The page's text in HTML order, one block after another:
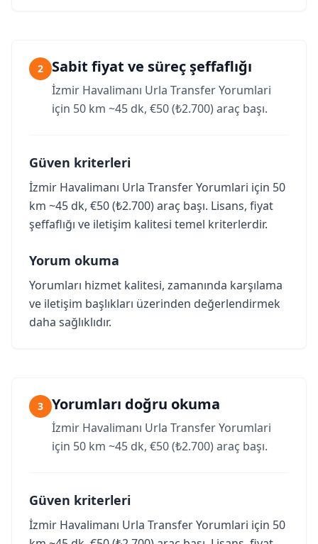
2 Sabit fiyat ve süreç şeffaflığı
İzmir Havalimanı Urla Transfer Yorumlari
için 50 km ~45 dk, €50 (₺2.700) araç başı.
Güven kriterleri
İzmir Havalimanı Urla Transfer Yorumlari için 50
km ~45 dk, €50 (₺2.700) araç başı. Lisans, fiyat
şeffaflığı ve iletişim kalitesi temel kriterlerdir.
Yorum okuma
Yorumları hizmet kalitesi, zamanında karşılama
ve iletişim başlıkları üzerinden değerlendirmek
daha sağlıklıdır.
3 Yorumları doğru okuma
İzmir Havalimanı Urla Transfer Yorumlari
için 50 km ~45 dk, €50 (₺2.700) araç başı.
Güven kriterleri
İzmir Havalimanı Urla Transfer Yorumlari için 50